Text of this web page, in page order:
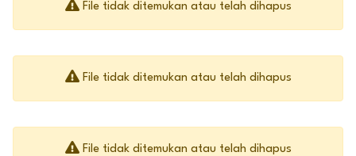
File tidak ditemukan atau telah dihapus
File tidak ditemukan atau telah dihapus
File tidak ditemukan atau telah dihapus